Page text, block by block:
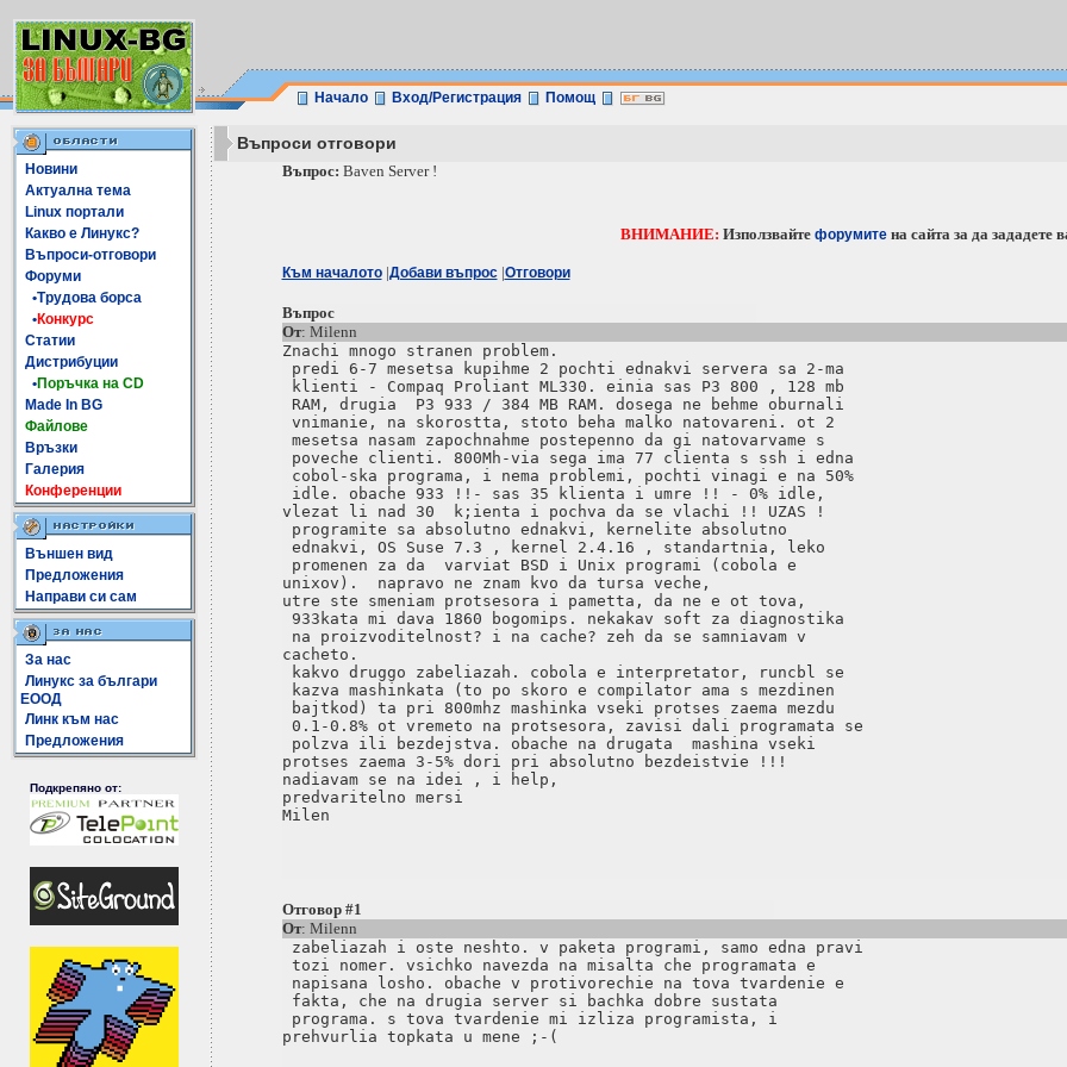
Начало Вход/Регистрация Помощ
Новини
Актуална тема
Linux портали
Какво е Линукс?
Въпроси-отговори
Форуми
•Трудова борса
•Конкурс
Статии
Дистрибуции
•Поръчка на CD
Made In BG
Файлове
Връзки
Галерия
Конференции
Външен вид
Предложения
Направи си сам
За нас
Линукс за българи
ЕООД
Линк към нас
Предложения
Подкрепяно от:
Въпроси отговори
Въпрос: Baven Server !
ВНИМАНИЕ: Използвайте форумите на сайта за дa зададете
Към началото|Добави въпрос|Отговори
Въпрос
От: Milenn
Znachi mnogo stranen problem.
predi 6-7 mesetsa kupihme 2 pochti ednakvi servera sa 2-ma
klienti - Compaq Proliant ML330. einia sas P3 800 , 128 mb
RAM, drugia  P3 933 / 384 MB RAM. dosega ne behme oburnali
vnimanie, na skorostta, stoto beha malko natovareni. ot 2
mesetsa nasam zapochnahme postepenno da gi natovarvame s
poveche clienti. 800Mh-via sega ima 77 clienta s ssh i edna
cobol-ska programa, i nema problemi, pochti vinagi e na 50%
idle. obache 933 !!- sas 35 klienta i umre !! - 0% idle,
vlezat li nad 30  k;ienta i pochva da se vlachi !! UZAS !
programite sa absolutno ednakvi, kernelite absolutno
ednakvi, OS Suse 7.3 , kernel 2.4.16 , standartnia, leko
promenen za da  varviat BSD i Unix programi (cobola e
unixov).  napravo ne znam kvo da tursa veche,
utre ste smeniam protsesora i pametta, da ne e ot tova,
933kata mi dava 1860 bogomips. nekakav soft za diagnostika
na proizvoditelnost? i na cache? zeh da se samniavam v
cacheto.
kakvo druggo zabeliazah. cobola e interpretator, runcbl se
kazva mashinkata (to po skoro e compilator ama s mezdinen
bajtkod) ta pri 800mhz mashinka vseki protses zaema mezdu
0.1-0.8% ot vremeto na protsesora, zavisi dali programata se
polzva ili bezdejstva. obache na drugata  mashina vseki
protses zaema 3-5% dori pri absolutno bezdeistvie !!!
nadiavam se na idei , i help,
predvaritelno mersi
Milen
Отговор #1
От: Milenn
zabeliazah i oste neshto. v paketa programi, samo edna pravi
tozi nomer. vsichko navezda na misalta che programata e
napisana losho. obache v protivorechie na tova tvardenie e
fakta, che na drugia server si bachka dobre sustata
programa. s tova tvardenie mi izliza programista, i
prehvurlia topkata u mene ;-(